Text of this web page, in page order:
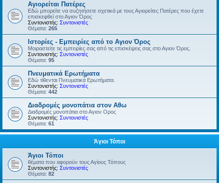
Αγιορείται Πατέρες
Εδώ μπορείτε να συζητήσετε σχετικά με τους Αγιορείτες Πατέρες που έχετε
επισκεφθεί στο Αγιον Όρος
Συντονιστής: Συντονιστές
Θέματα: 265
Ιστορίες - Εμπειρίες από το Αγιον Όρος
Μοιραστείτε τις εμπειρίες σας από τις επισκέψεις σας στο Αγιον Όρος.
Συντονιστής: Συντονιστές
Θέματα: 95
Πνευματικά Ερωτήματα
Εδώ τίθενται Πνευματικά Ερωτήματα.
Συντονιστής: Συντονιστές
Θέματα: 442
Διαδρομές μονοπάτια στον Αθω
Διαδρομές μονοπάτια στο Αγιον Ορος
Συντονιστής: Συντονιστές
Θέματα: 61
Άγιοι Τόποι
Άγιοι Τόποι
θέματα που αφορούν τους Αγίους Τόπους
Συντονιστής: Συντονιστές
Θέματα: 82